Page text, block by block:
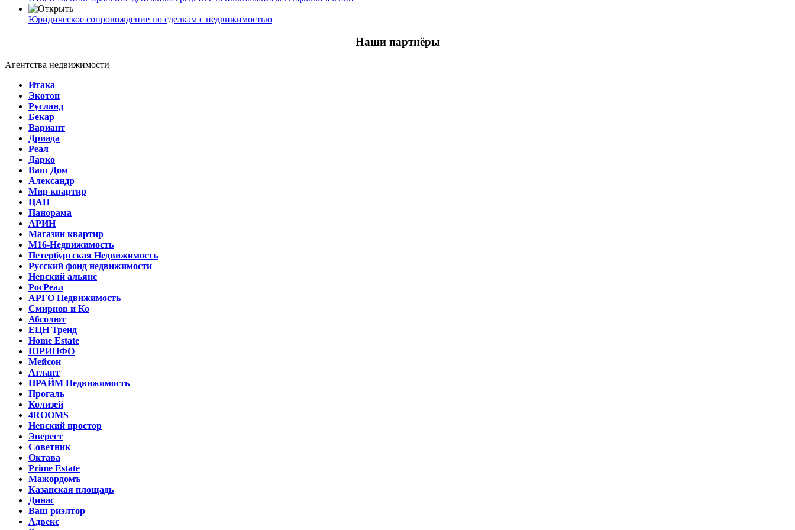
Юридическое сопровождение по сделкам с недвижимостью
Наши партнёры
Агентства недвижимости
Итака
Экотон
Русланд
Бекар
Вариант
Дриада
Реал
Дарко
Ваш Дом
Александр
Мир квартир
ЦАН
Панорама
АРИН
Магазин квартир
М16-Недвижимость
Петербургская Недвижимость
Русский фонд недвижимости
Невский альянс
РосРеал
АРГО Недвижимость
Смирнов и Ко
Абсолют
ЕЦН Тренд
Home Estate
ЮРИНФО
Мейсон
Атлант
ПРАЙМ Недвижимость
Прогаль
Колизей
4ROOMS
Невский простор
Эверест
Советник
Октава
Prime Estate
Мажордомъ
Казанская площадь
Динас
Ваш риэлтор
Адвекс